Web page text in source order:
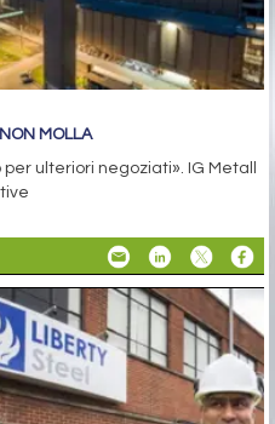
MOLLA
ulteriori negoziati». IG Metall